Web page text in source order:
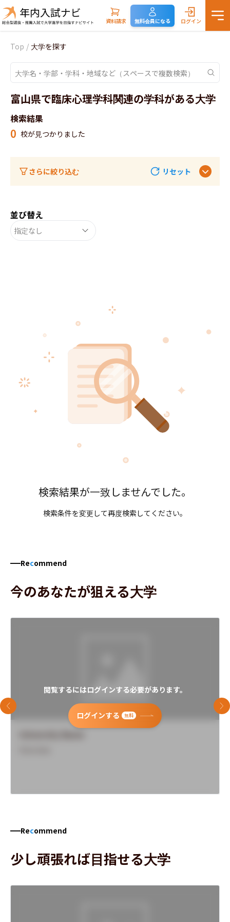
資料請求 無料会員になる ログイン
Top / 大学を探す
富山県で臨床心理学科関連の学科がある大学
検索結果
0 校が見つかりました
さらに絞り込む リセット
並び替え
指定なし
検索結果が一致しませんでした。
検索条件を変更して再度検索してください。
Recommend
今のあなたが狙える大学
閲覧するにはログインする必要があります。
ログインする 無料
前のスライド 次
Recommend
少し頑張れば目指せる大学